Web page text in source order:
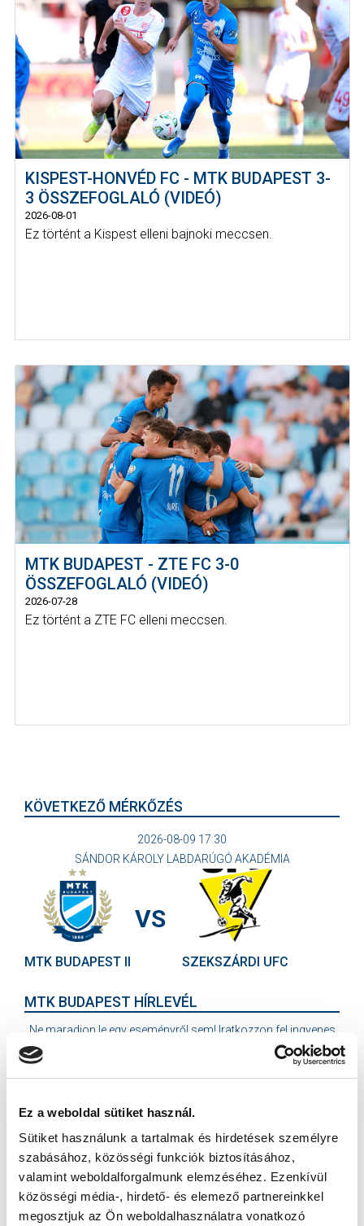
Ez a weboldal sütiket használ.
Sütiket használunk a tartalmak és hirdetések személyre
szabásához, közösségi funkciók biztosításához,
valamint weboldalforgalmunk elemzéséhez. Ezenkívül
közösségi média-, hirdető- és elemező partnereinkkel
megosztjuk az Ön weboldalhasználatra vonatkozó
KISPEST-HONVÉD FC - MTK BUDAPEST 3-
3 ÖSSZEFOGLALÓ (VIDEÓ)
2026-08-01
Ez történt a Kispest elleni bajnoki meccsen.
MTK BUDAPEST - ZTE FC 3-0
ÖSSZEFOGLALÓ (VIDEÓ)
2026-07-28
Ez történt a ZTE FC elleni meccsen.
KÖVETKEZŐ MÉRKŐZÉS
2026-08-09 17:30
SÁNDOR KÁROLY LABDARÚGÓ AKADÉMIA
MTK BUDAPEST II
VS
SZEKSZÁRDI UFC
MTK BUDAPEST HÍRLEVÉL
Ne maradjon le egy eseményről sem! Iratkozzon fel ingyenes
Elfogadom az
FELIRATKOZOM